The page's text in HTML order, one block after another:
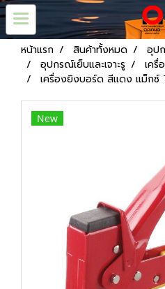
หน้าแรก สินค้าทั้งหมด
อุป
อุปกรณ์เย็บและเจาะรู
เครื่
เครื่องยิงบอร์ด สีแดง แม็กซ์
New